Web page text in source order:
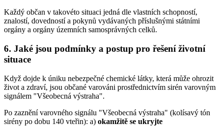
Každý občan v takovéto situaci jedná dle vlastních schopností,
znalostí, dovedností a pokynů vydávaných příslušnými státními
orgány a orgány územních samosprávných celků.
6. Jaké jsou podmínky a postup pro řešení životní
situace
Když dojde k úniku nebezpečné chemické látky, která může ohrozit
život a zdraví, jsou občané varováni prostřednictvím sirén varovným
signálem "Všeobecná výstraha".
Po zaznění varovného signálu "Všeobecná výstraha" (kolísavý tón
sirény po dobu 140 vteřin): a) okamžitě se ukryjte